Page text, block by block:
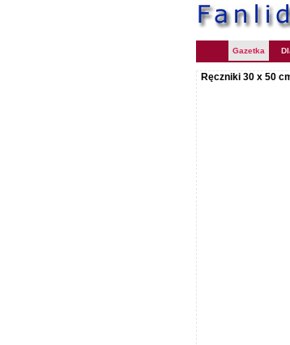
Gazetka
Ręczniki 30 x 50